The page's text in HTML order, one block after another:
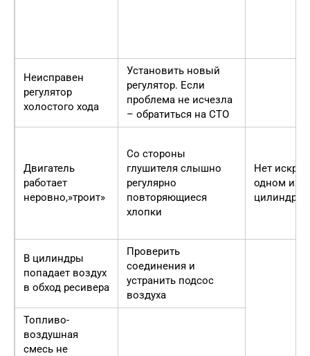
Неисправен
регулятор
холостого хода
Установить новый
регулятор. Если
проблема не исчезла
– обратиться на СТО
Двигатель
работает
неровно,»троит»
Со стороны
глушителя слышно
регулярно
повторяющиеся
хлопки
Нет искры
одном из
цилиндров
В цилиндры
попадает воздух
в обход ресивера
Проверить
соединения и
устранить подсос
воздуха
Топливо-
воздушная
смесь не